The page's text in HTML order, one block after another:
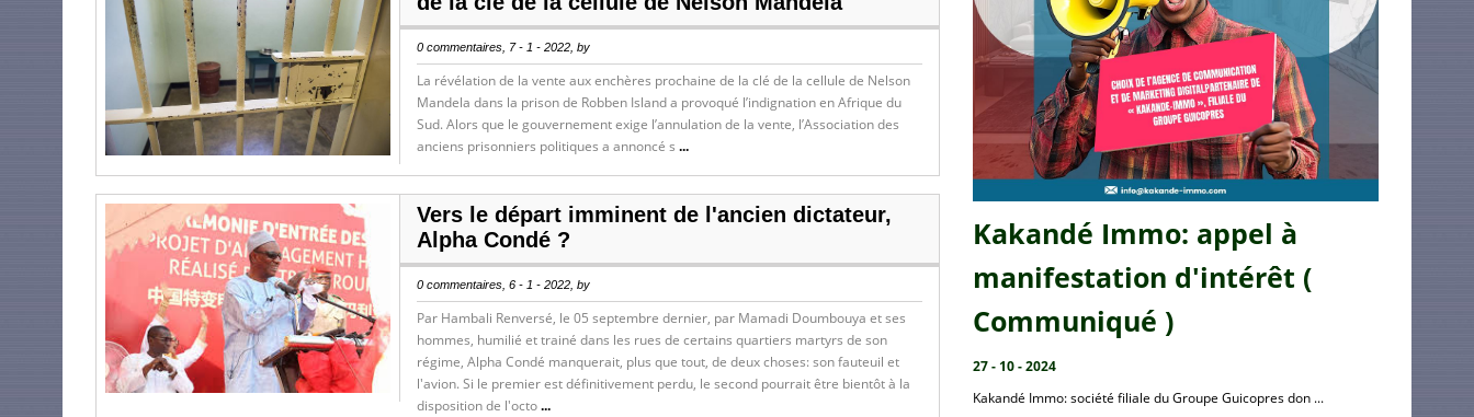
0 commentaires, 7 - 1 - 2022, by
La révélation de la vente aux enchères prochaine de la clé de la cellule de Nelson
Mandela dans la prison de Robben Island a provoqué l’indignation en Afrique du
Sud. Alors que le gouvernement exige l’annulation de la vente, l’Association des
anciens prisonniers politiques a annoncé s ...
Vers le départ imminent de l'ancien dictateur,
Alpha Condé ?
0 commentaires, 6 - 1 - 2022, by
Par Hambali Renversé, le 05 septembre dernier, par Mamadi Doumbouya et ses
hommes, humilié et trainé dans les rues de certains quartiers martyrs de son
régime, Alpha Condé manquerait, plus que tout, de deux choses: son fauteuil et
l'avion. Si le premier est définitivement perdu, le second pourrait être bientôt à la
disposition de l'octo...
Kakandé Immo: appel à
manifestation d'intérêt (
Communiqué )
27 - 10 - 2024
Kakandé Immo: société filiale du Groupe Guicopres don ...